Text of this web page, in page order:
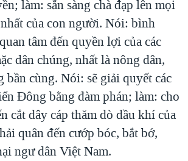
làm: sẵn sàng chà đạp lên mọi
của con người. Nói: bình
tâm đến quyền lợi của các
dân chúng, nhất là nông dân,
bần cùng. Nói: sẽ giải quyết các
Đông bằng đàm phán; làm: cho
cắt dây cáp thăm dò dầu khí của
quân đến cướp bóc, bắt bớ,
ngư dân Việt Nam.